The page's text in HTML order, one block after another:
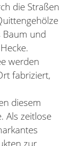
die Straßen
Baum und
werden
fabriziert,
diesem
Als zeitlose